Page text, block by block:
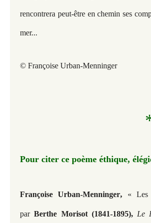
rencontrera peut-être en chemin ses
mer...
© Françoise Urban-Menninger
Pour citer ce poème éthique,
Françoise Urban-Menninger, «
parBerthe Morisot (1841-1895), Le